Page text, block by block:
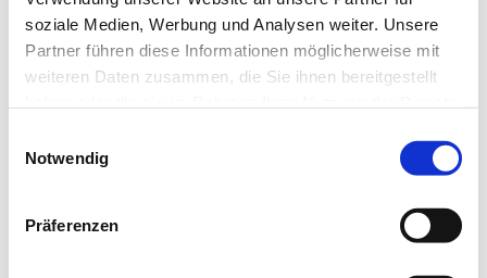
soziale Medien, Werbung und Analysen weiter. Unsere
Partner führen diese Informationen möglicherweise mit
weiteren Daten zusammen, die Sie ihnen bereitgestellt
Notwendig
Präferenzen
Sitemap
Home
Existenzgründer
Tokenisierung